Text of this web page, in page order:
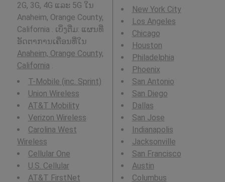
2G, 3G, 4G ແລະ 5G ໃນ
Anaheim, Orange County,
California . ເບິ່ງຕື່ມ: ແຜນທີ່
ອັດຕາການເຄື່ອນທີ່ໃນ
Anaheim, Orange County,
California .
T-Mobile (inc. Sprint)
Union Wireless
AT&T Mobility
Verizon Wireless
Carolina West
Wireless
Cellular One
U.S. Cellular
AT&T FirstNet
New York City
Los Angeles
Chicago
Houston
Philadelphia
Phoenix
San Antonio
San Diego
Dallas
San Jose
Indianapolis
Jacksonville
San Francisco
Austin
Columbus